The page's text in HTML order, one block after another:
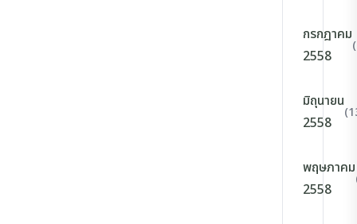
กรกฎาคม
2558
มิถุนายน
2558
พฤษภาคม
2558